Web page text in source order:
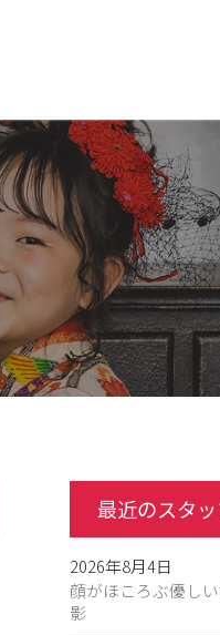
最近のスタ
2026年8月4日
顔がほころぶ優し
影